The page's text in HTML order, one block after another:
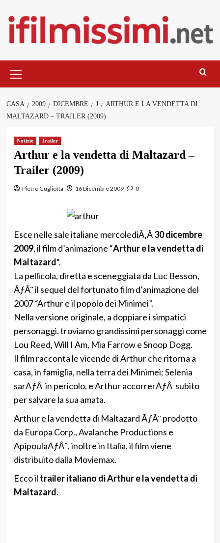
contenuto
principale
CASA 2009 DICEMBRE J
ARTHUR E LA VENDETTA DI
MALTAZARD – TRAILER (2009)
Notizie Trailer
Arthur e la vendetta di Maltazard –
Trailer (2009)
Pietro Gugliotta 16 Dicembre 2009 0
Esce nelle sale italiane mercolediÃ‚Â30 dicembre
2009, il film d’animazione “Arthur e la vendetta di
Maltazard“.
La pellicola, diretta e sceneggiata da Luc Besson,
ÃƒÂ¨ il sequel del fortunato film d’animazione del
2007 “Arthur e il popolo dei Minimei”.
Nella versione originale, a doppiare i simpatici
personaggi, troviamo grandissimi personaggi come
Lou Reed, Will I Am, Mia Farrow e Snoop Dogg.
Il film racconta le vicende di Arthur che ritorna a
casa, in famiglia, nella terra dei Minimei; Selenia
sarÃƒÂ in pericolo, e Arthur accorrerÃƒÂ subito
per salvare la sua amata.
Arthur e la vendetta di Maltazard ÃƒÂ¨ prodotto
da Europa Corp., Avalanche Productions e
ApipoulaÃƒÂ¯, inoltre in Italia, il film viene
distribuito dalla Moviemax.
Ecco il trailer italiano di Arthur e la vendetta di
Maltazard.